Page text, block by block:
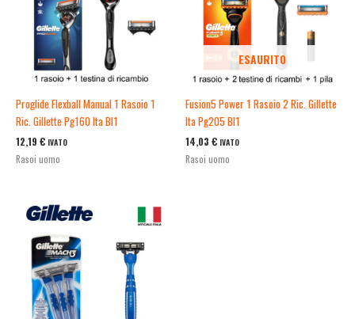
Proglide Flexball Manual 1 Rasoio 1
Ric. Gillette Pg160 Ita Bl1
12,19 € IVATO
Rasoi uomo
ESAURITO
Fusion5 Power 1 Rasoio 2 Ric. Gillette
Ita Pg205 Bl1
14,03 € IVATO
Rasoi uomo